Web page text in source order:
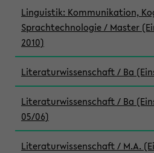
Linguistik: Kommunikation,
Sprachtechnologie / Master
2010)
Literaturwissenschaft / Ba
Literaturwissenschaft / Ba
05/06)
Literaturwissenschaft / M.A.